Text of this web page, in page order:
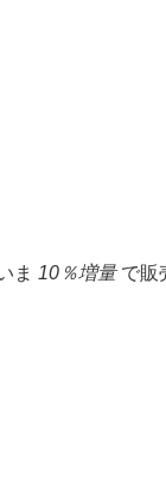
ま 10％増量で販